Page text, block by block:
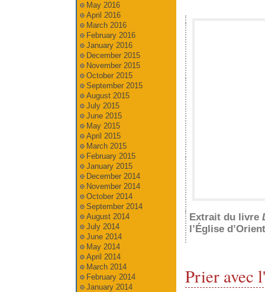
Extrait du livre
l’Église
Prier avec
May 2016
April 2016
March 2016
February 2016
January 2016
December 2015
November 2015
October 2015
September 2015
August 2015
July 2015
June 2015
May 2015
April 2015
March 2015
February 2015
January 2015
December 2014
November 2014
October 2014
September 2014
August 2014
July 2014
June 2014
May 2014
April 2014
March 2014
February 2014
January 2014